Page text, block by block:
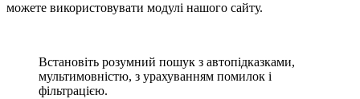
можете використовувати модулі нашого сайту.
Встановіть розумний пошук з автопідказками,
мультимовністю, з урахуванням помилок і
фільтрацією.